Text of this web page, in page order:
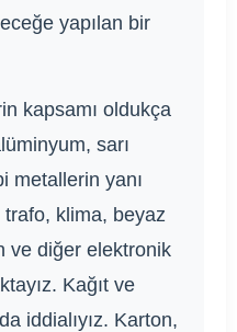
yapılan bir
kapsamı oldukça
sarı
metallerin yanı
trafo, klima, beyaz
ve diğer elektronik
Kağıt ve
iddialıyız. Karton,